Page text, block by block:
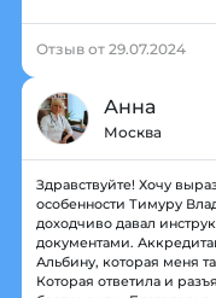
Отзыв от 29.07.2024
Анна
Москва
Здравствуйте! Хочу
особенности Тимуру
доходчиво давал
документами.
Альбину, которая меня
Которая ответила и